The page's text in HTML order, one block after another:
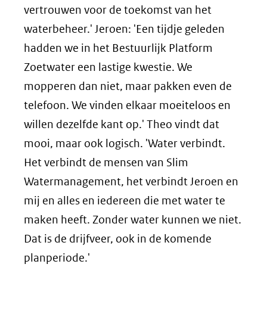
vertrouwen voor de toekomst van het
waterbeheer.' Jeroen: 'Een tijdje geleden
hadden we in het Bestuurlijk Platform
Zoetwater een lastige kwestie. We
mopperen dan niet, maar pakken even de
telefoon. We vinden elkaar moeiteloos en
willen dezelfde kant op.' Theo vindt dat
mooi, maar ook logisch. 'Water verbindt.
Het verbindt de mensen van Slim
Watermanagement, het verbindt Jeroen en
mij en alles en iedereen die met water te
maken heeft. Zonder water kunnen we niet.
Dat is de drijfveer, ook in de komende
planperiode.'